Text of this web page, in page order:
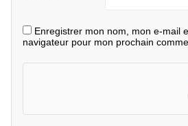
Enregistrer mon nom, mon e-mail
navigateur pour mon prochain